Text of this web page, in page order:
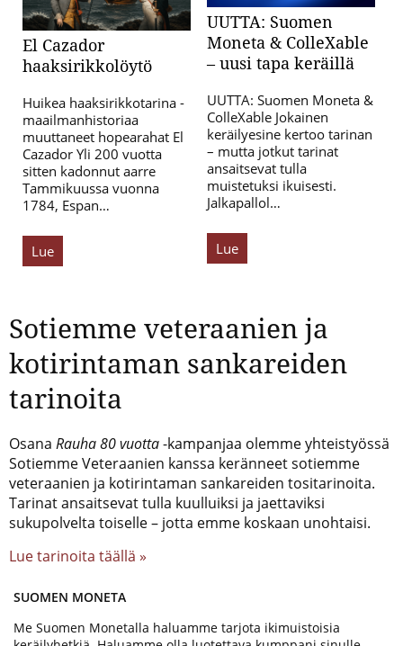
El Cazador
haaksirikkolöytö
Huikea haaksirikkotarina -
maailmanhistoriaa
muuttaneet hopearahat El
Cazador Yli 200 vuotta
sitten kadonnut aarre
Tammikuussa vuonna
1784, Espan…
Lue
UUTTA: Suomen
Moneta & ColleXable
– uusi tapa keräillä
UUTTA: Suomen Moneta &
ColleXable Jokainen
keräilyesine kertoo tarinan
– mutta jotkut tarinat
ansaitsevat tulla
muistetuksi ikuisesti.
Jalkapallol…
Lue
Sotiemme veteraanien ja
kotirintaman sankareiden
tarinoita
Osana Rauha 80 vuotta-kampanjaa olemme yhteistyössä
Sotiemme Veteraanien kanssa keränneet sotiemme
veteraanien ja kotirintaman sankareiden tositarinoita.
Tarinat ansaitsevat tulla kuulluiksi ja jaettaviksi
sukupolvelta toiselle – jotta emme koskaan unohtaisi.
Lue tarinoita täällä »
SUOMEN MONETA
Me Suomen Monetalla haluamme tarjota ikimuistoisia